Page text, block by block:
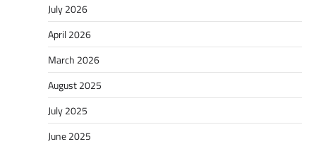
July 2026
April 2026
March 2026
August 2025
July 2025
June 2025